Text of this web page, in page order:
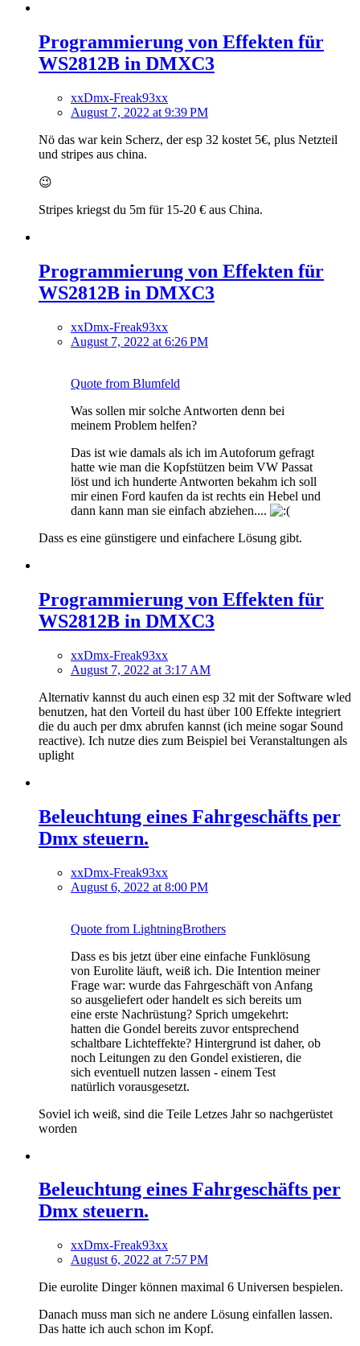
Programmierung von Effekten für
WS2812B in DMXC3
xxDmx-Freak93xx
August 7, 2022 at 9:39 PM
Nö das war kein Scherz, der esp 32 kostet 5€, plus Netzteil
und stripes aus china.
😉
Stripes kriegst du 5m für 15-20 € aus China.
Programmierung von Effekten für
WS2812B in DMXC3
xxDmx-Freak93xx
August 7, 2022 at 6:26 PM
Quote from Blumfeld
Was sollen mir solche Antworten denn bei
meinem Problem helfen?
Das ist wie damals als ich im Autoforum gefragt
hatte wie man die Kopfstützen beim VW Passat
löst und ich hunderte Antworten bekahm ich soll
mir einen Ford kaufen da ist rechts ein Hebel und
dann kann man sie einfach abziehen....
Dass es eine günstigere und einfachere Lösung gibt.
Programmierung von Effekten für
WS2812B in DMXC3
xxDmx-Freak93xx
August 7, 2022 at 3:17 AM
Alternativ kannst du auch einen esp 32 mit der Software wled
benutzen, hat den Vorteil du hast über 100 Effekte integriert
die du auch per dmx abrufen kannst (ich meine sogar Sound
reactive). Ich nutze dies zum Beispiel bei Veranstaltungen als
uplight
Beleuchtung eines Fahrgeschäfts per
Dmx steuern.
xxDmx-Freak93xx
August 6, 2022 at 8:00 PM
Quote from LightningBrothers
Dass es bis jetzt über eine einfache Funklösung
von Eurolite läuft, weiß ich. Die Intention meiner
Frage war: wurde das Fahrgeschäft von Anfang
so ausgeliefert oder handelt es sich bereits um
eine erste Nachrüstung? Sprich umgekehrt:
hatten die Gondel bereits zuvor entsprechend
schaltbare Lichteffekte? Hintergrund ist daher, ob
noch Leitungen zu den Gondel existieren, die
sich eventuell nutzen lassen - einem Test
natürlich vorausgesetzt.
Soviel ich weiß, sind die Teile Letzes Jahr so nachgerüstet
worden
Beleuchtung eines Fahrgeschäfts per
Dmx steuern.
xxDmx-Freak93xx
August 6, 2022 at 7:57 PM
Die eurolite Dinger können maximal 6 Universen bespielen.
Danach muss man sich ne andere Lösung einfallen lassen.
Das hatte ich auch schon im Kopf.